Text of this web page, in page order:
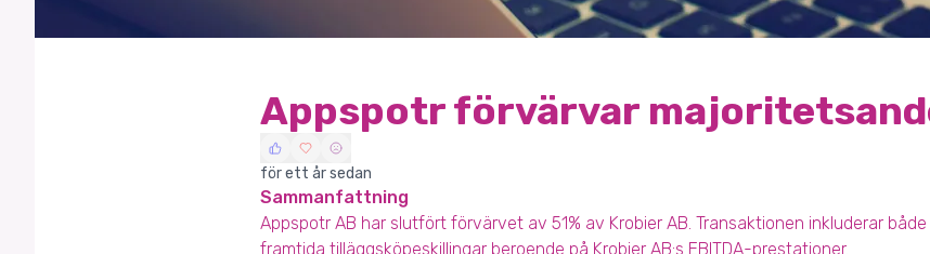
Appspotr förvärvar
för ett år sedan
Sammanfattning
Appspotr AB har slutfört förvärvet av 51% av Krobier AB. Transaktionen inkluderar
framtida tilläggsköpeskillingar beroende på Krobier AB:s EBITDA-prestationer.